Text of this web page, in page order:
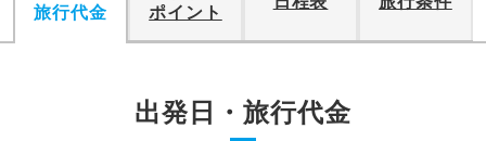
旅行代金
ポイント
出発日・旅行代金